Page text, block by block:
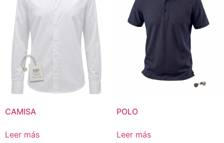
CAMISA
Leer más
POLO
Leer más